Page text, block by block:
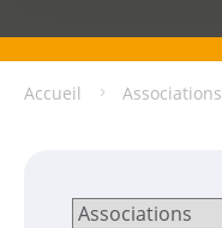
Accueil Associations